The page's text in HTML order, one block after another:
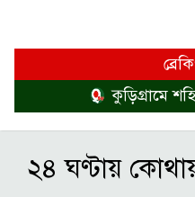
কুড়িগ্রামে
২৪ ঘণ্টায়